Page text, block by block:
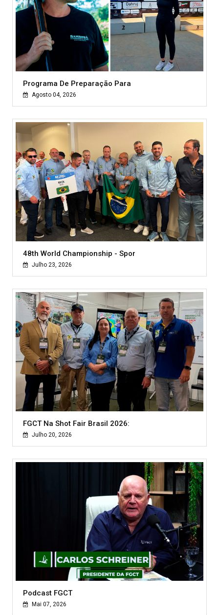
Programa De Preparação Para
Agosto 04, 2026
48th World Championship - Spor
Julho 23, 2026
FGCT Na Shot Fair Brasil 2026:
Julho 20, 2026
Podcast FGCT
Mai 07, 2026